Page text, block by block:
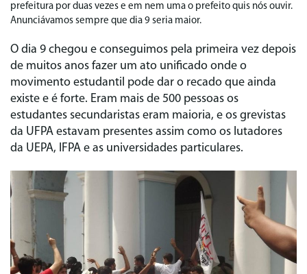
prefeitura por duas vezes e em nem uma o prefeito quis nós ouvir.
Anunciávamos sempre que dia 9 seria maior.
O dia 9 chegou e conseguimos pela primeira vez depois
de muitos anos fazer um ato unificado onde o
movimento estudantil pode dar o recado que ainda
existe e é forte. Eram mais de 500 pessoas os
estudantes secundaristas eram maioria, e os grevistas
da UFPA estavam presentes assim como os lutadores
da UEPA, IFPA e as universidades particulares.